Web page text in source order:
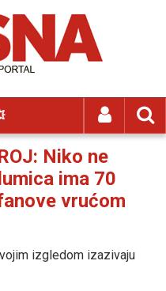
Niko ne
ima 70
vrućom
izgledom izazivaju